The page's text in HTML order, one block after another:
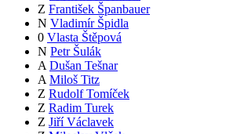
Z František Španbauer
N Vladimír Špidla
0 Vlasta Štěpová
N Petr Šulák
A Dušan Tešnar
A Miloš Titz
Z Rudolf Tomíček
Z Radim Turek
Z Jiří Václavek